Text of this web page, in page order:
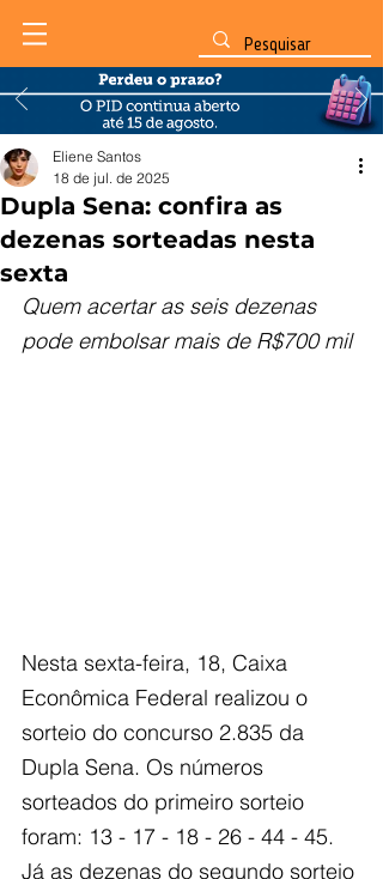
Dupla Sena: confira as
dezenas sorteadas nesta
sexta
Eliene Santos
18 de jul. de 2025
Quem acertar as seis dezenas
pode embolsar mais de R$700 mil
Nesta sexta-feira, 18, Caixa
Econômica Federal realizou o
sorteio do concurso 2.835 da
Dupla Sena. Os números
sorteados do primeiro sorteio
foram: 13 - 17 - 18 - 26 - 44 - 45.
Já as dezenas do segundo sorteio